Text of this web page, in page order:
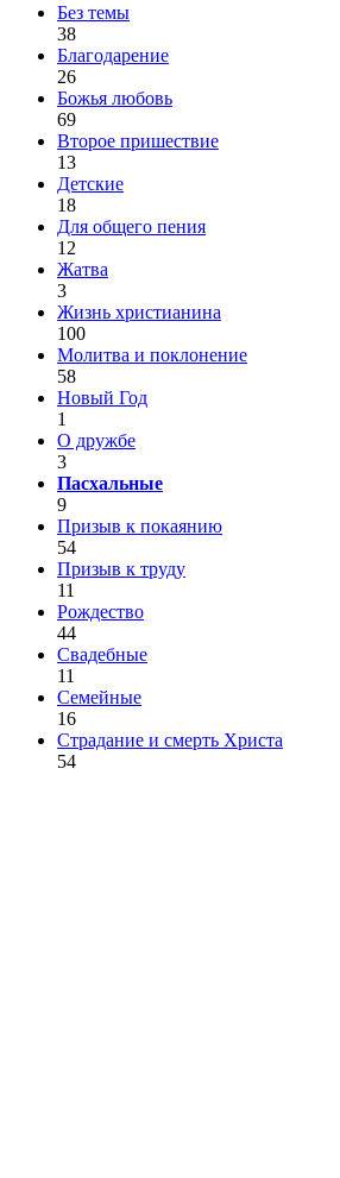
Без темы
38
Благодарение
26
Божья любовь
69
Второе пришествие
13
Детские
18
Для общего пения
12
Жатва
3
Жизнь христианина
100
Молитва и поклонение
58
Новый Год
1
О дружбе
3
Пасхальные
9
Призыв к покаянию
54
Призыв к труду
11
Рождество
44
Свадебные
11
Семейные
16
Страдание и смерть Христа
54